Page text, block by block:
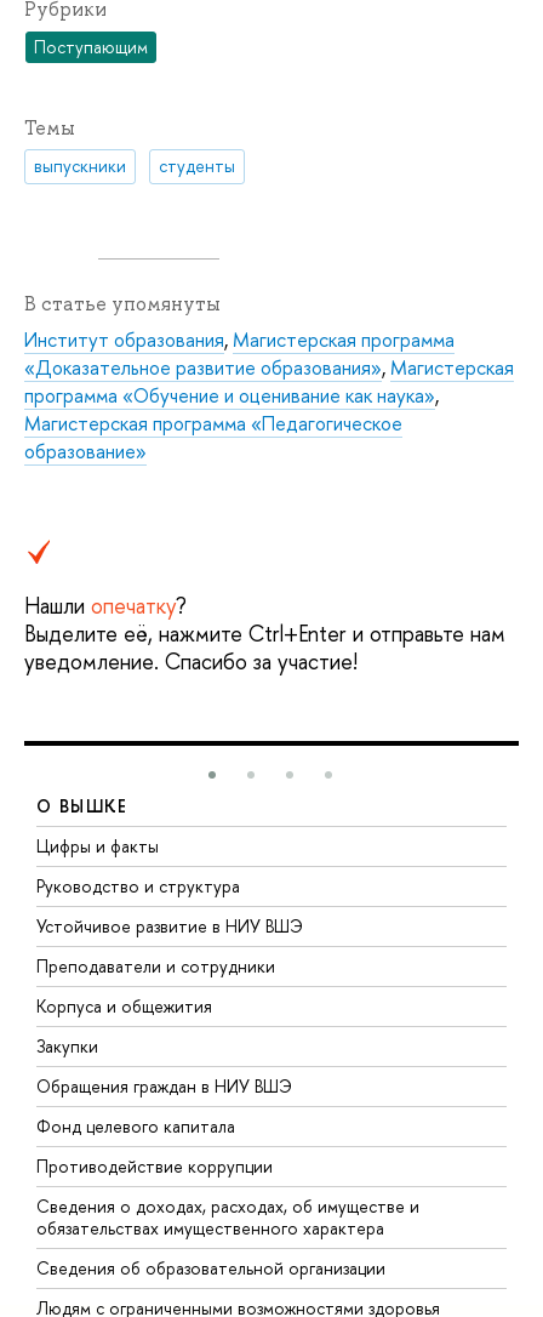
Рубрики
Поступающим
Темы
выпускники студенты
В статье упомянуты
Институт образования, Магистерская программа
«Доказательное развитие образования», Магистерская
программа «Обучение и оценивание как наука»,
Магистерская программа «Педагогическое
образование»
Нашли опечатку?
Выделите её, нажмите Ctrl+Enter и отправьте нам
уведомление. Спасибо за участие!
О ВЫШКЕ
Цифры и факты
Руководство и структура
Устойчивое развитие в НИУ ВШЭ
Преподаватели и сотрудники
Корпуса и общежития
Закупки
Обращения граждан в НИУ ВШЭ
Фонд целевого капитала
Противодействие коррупции
Сведения о доходах, расходах, об имуществе и
обязательствах имущественного характера
Сведения об образовательной организации
Людям с ограниченными возможностями здоровья